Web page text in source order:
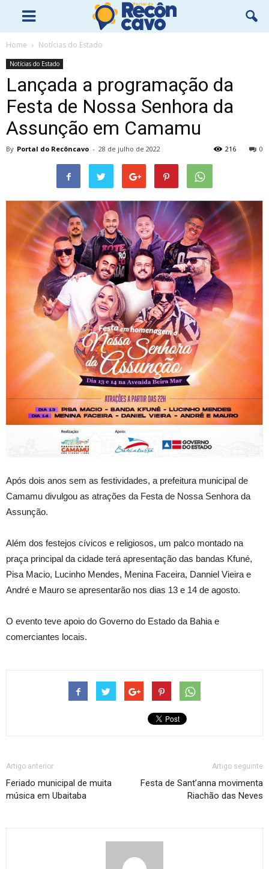
Home Notícias do Estado
Notícias do Estado
Lançada a programação da
Festa de Nossa Senhora da
Assunção em Camamu
By Portal do Recôncavo - 28 de julho de 2022 0
216
Após dois anos sem as festividades, a prefeitura municipal de
Camamu divulgou as atrações da Festa de Nossa Senhora da
Assunção.
Além dos festejos cívicos e religiosos, um palco montado na
praça principal da cidade terá apresentação das bandas Kfuné,
Pisa Macio, Lucinho Mendes, Menina Faceira, Danniel Vieira e
André e Mauro se apresentarão nos dias 13 e 14 de agosto.
O evento teve apoio do Governo do Estado da Bahia e
comerciantes locais.
Artigo anterior
Feriado municipal de muita
música em Ubaitaba
Artigo seguinte
Festa de Sant’anna movimenta
Riachão das Neves